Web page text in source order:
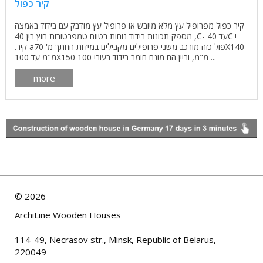
קיר כפול
קיר כפול מפרופיל עץ מלא מיובש או פרופיל עץ מודבק עם בידוד באמצה
, מספק תכונות בידוד נוחות בטווח טמפרטורות חוץ בין 40C- עד 40С+
.קיר аפול כזה מורכב משני פרופילים מקבילים במידות החתך מ' 70X140
מ"מ עד 100X150 מ"מ, וביין הם מונח חומר בידוד בעובי 100 ...
more
© 2026
ArchiLine Wooden Houses
114-49, Necrasov str., Minsk, Republic of Belarus,
220049